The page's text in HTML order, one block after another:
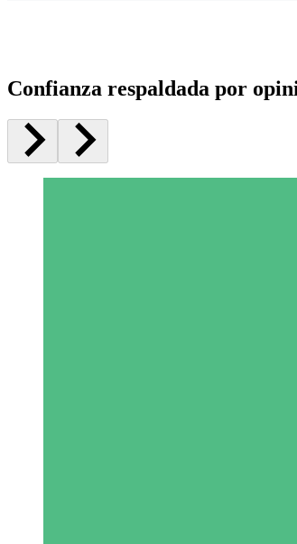
Confianza respaldada por